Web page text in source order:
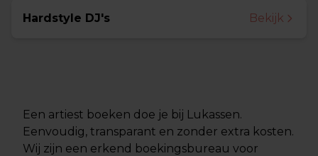
Hardstyle DJ's Bekijk
Een artiest boeken doe je bij Lukassen.
Eenvoudig, transparant en zonder extra kosten.
Wij zijn een erkend boekingsbureau voor